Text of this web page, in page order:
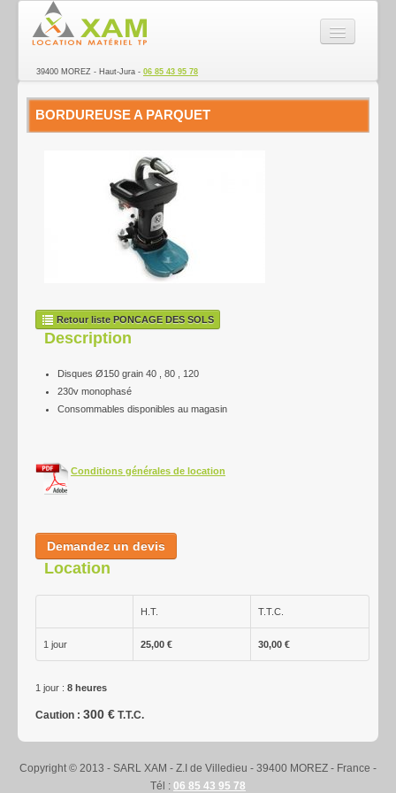
SARL XAM - Location de
La société
Nacelle
Véhicules Utilitaires
Ponçage des sols
Espace vert
Nettoyage
39400 MOREZ - Haut-Jura - 06 85 43 95 78
BORDUREUSE A PARQUET
Retour liste PONCAGE DES SOLS
Description
Disques Ø150 grain 40 , 80 , 120
230v monophasé
Consommables disponibles au magasin
Conditions générales de location
Demandez un devis
Location
H.T. T.T.C.
1 jour 25,00 € 30,00 €
1 jour : 8 heures
Caution : 300 € T.T.C.
Copyright © 2013 - SARL XAM - Z.I de Villedieu - 39400 MOREZ - France -
Tél : 06 85 43 95 78